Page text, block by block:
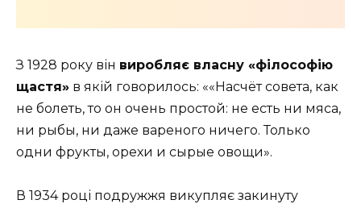
З 1928 року він виробляє власну «філософію
щастя» в якій говорилось: ««Насчёт совета, как
не болеть, то он очень простой: не есть ни мяса,
ни рыбы, ни даже вареного ничего. Только
одни фрукты, орехи и сырые овощи».
В 1934 році подружжя викупляє закинуту